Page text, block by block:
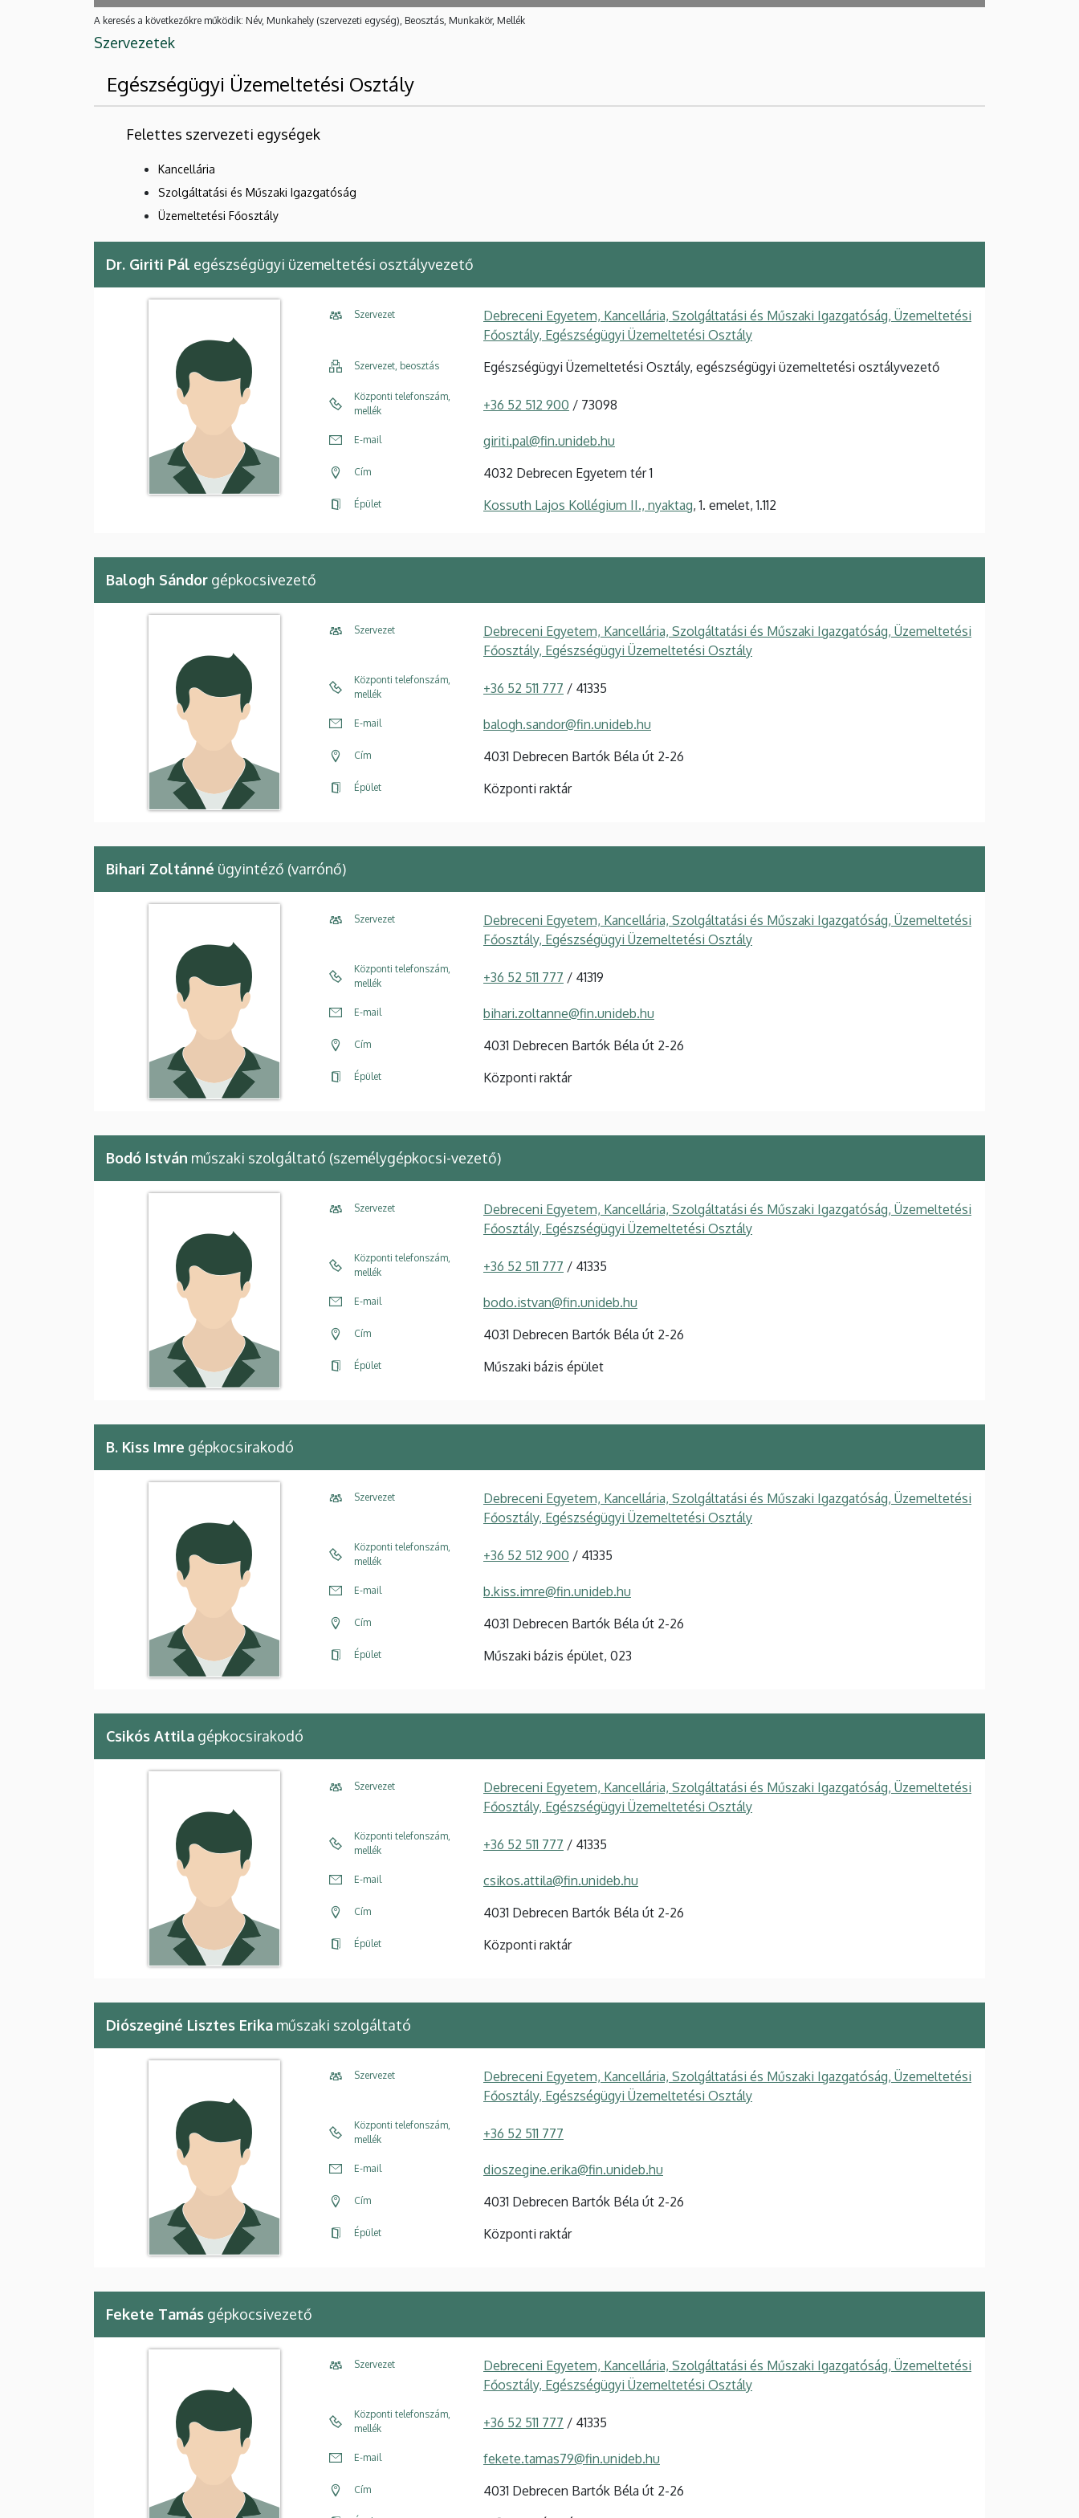
A keresés a következőkre működik: Név, Munkahely (szervezeti egység), Beosztás, Munkakör, Mellék
Szervezetek
Egészségügyi Üzemeltetési Osztály
Felettes szervezeti egységek
Kancellária
Szolgáltatási és Műszaki Igazgatóság
Üzemeltetési Főosztály
Dr. Giriti Pál egészségügyi üzemeltetési osztályvezető
Szervezet
Debreceni Egyetem, Kancellária, Szolgáltatási és Műszaki Igazgatóság, Üzemeltetési
Főosztály, Egészségügyi Üzemeltetési Osztály
Szervezet, beosztás Egészségügyi Üzemeltetési Osztály, egészségügyi üzemeltetési osztályvezető
Központi telefonszám,
mellék
+36 52 512 900 / 73098
E-mail giriti.pal@fin.unideb.hu
Cím 4032 Debrecen Egyetem tér 1
Épület Kossuth Lajos Kollégium II., nyaktag, 1. emelet, 1.112
Balogh Sándor gépkocsivezető
Szervezet
Debreceni Egyetem, Kancellária, Szolgáltatási és Műszaki Igazgatóság, Üzemeltetési
Főosztály, Egészségügyi Üzemeltetési Osztály
Központi telefonszám,
mellék
+36 52 511 777 / 41335
E-mail balogh.sandor@fin.unideb.hu
Cím 4031 Debrecen Bartók Béla út 2-26
Épület Központi raktár
Bihari Zoltánné ügyintéző (varrónő)
Szervezet
Debreceni Egyetem, Kancellária, Szolgáltatási és Műszaki Igazgatóság, Üzemeltetési
Főosztály, Egészségügyi Üzemeltetési Osztály
Központi telefonszám,
mellék
+36 52 511 777 / 41319
E-mail bihari.zoltanne@fin.unideb.hu
Cím 4031 Debrecen Bartók Béla út 2-26
Épület Központi raktár
Bodó István műszaki szolgáltató (személygépkocsi-vezető)
Szervezet
Debreceni Egyetem, Kancellária, Szolgáltatási és Műszaki Igazgatóság, Üzemeltetési
Főosztály, Egészségügyi Üzemeltetési Osztály
Központi telefonszám,
mellék
+36 52 511 777 / 41335
E-mail bodo.istvan@fin.unideb.hu
Cím 4031 Debrecen Bartók Béla út 2-26
Épület Műszaki bázis épület
B. Kiss Imre gépkocsirakodó
Szervezet
Debreceni Egyetem, Kancellária, Szolgáltatási és Műszaki Igazgatóság, Üzemeltetési
Főosztály, Egészségügyi Üzemeltetési Osztály
Központi telefonszám,
mellék
+36 52 512 900 / 41335
E-mail b.kiss.imre@fin.unideb.hu
Cím 4031 Debrecen Bartók Béla út 2-26
Épület Műszaki bázis épület, 023
Csikós Attila gépkocsirakodó
Szervezet
Debreceni Egyetem, Kancellária, Szolgáltatási és Műszaki Igazgatóság, Üzemeltetési
Főosztály, Egészségügyi Üzemeltetési Osztály
Központi telefonszám,
mellék
+36 52 511 777 / 41335
E-mail csikos.attila@fin.unideb.hu
Cím 4031 Debrecen Bartók Béla út 2-26
Épület Központi raktár
Diószeginé Lisztes Erika műszaki szolgáltató
Szervezet
Debreceni Egyetem, Kancellária, Szolgáltatási és Műszaki Igazgatóság, Üzemeltetési
Főosztály, Egészségügyi Üzemeltetési Osztály
Központi telefonszám,
mellék
+36 52 511 777
E-mail dioszegine.erika@fin.unideb.hu
Cím 4031 Debrecen Bartók Béla út 2-26
Épület Központi raktár
Fekete Tamás gépkocsivezető
Szervezet
Debreceni Egyetem, Kancellária, Szolgáltatási és Műszaki Igazgatóság, Üzemeltetési
Főosztály, Egészségügyi Üzemeltetési Osztály
Központi telefonszám,
mellék
+36 52 511 777 / 41335
E-mail fekete.tamas79@fin.unideb.hu
Cím 4031 Debrecen Bartók Béla út 2-26